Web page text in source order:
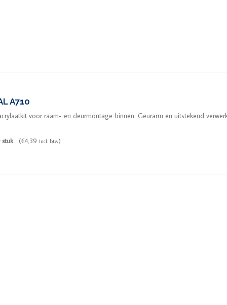
A710
voor raam- en deurmontage binnen. Geurarm en uitstekend
stuk (€4,39 Incl. btw)